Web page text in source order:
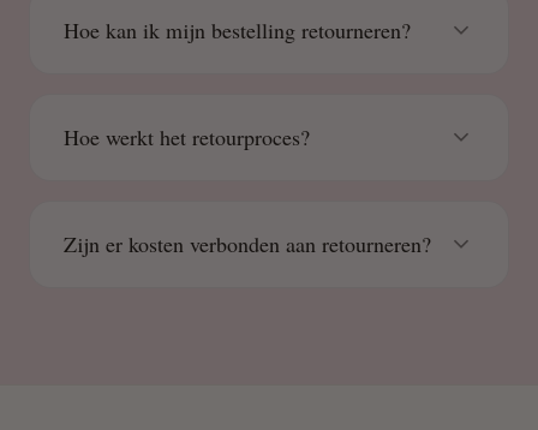
Hoe kan ik mijn bestelling retourneren?
Hoe werkt het retourproces?
Zijn er kosten verbonden aan retourneren?